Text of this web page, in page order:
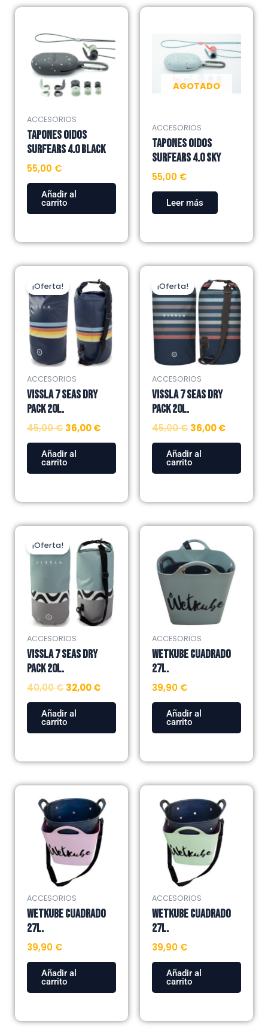
ACCESORIOS
TAPONES OIDOS
SURFEARS 4.0 BLACK
55,00 €
Añadir al
carrito
AGOTADO
ACCESORIOS
TAPONES OIDOS
SURFEARS 4.0 SKY
55,00 €
Leer más
¡Oferta!
ACCESORIOS
VISSLA 7 SEAS DRY
PACK 20L.
45,00€
precio
original
era:
45,00 €.
36,00€
precio
actual
es:
36,00 €.
Añadir al
carrito
¡Oferta!
ACCESORIOS
VISSLA 7 SEAS DRY
PACK 20L.
45,00€
precio
original
era:
45,00 €.
36,00€
precio
actual
es:
36,00 €.
Añadir al
carrito
¡Oferta!
ACCESORIOS
VISSLA 7 SEAS DRY
PACK 20L.
40,00€
precio
original
40,00 €.
32,00€
precio
actual
es:
32,00 €.
Añadir al
carrito
ACCESORIOS
WETKUBE CUADRADO
27L.
39,90 €
Añadir al
carrito
ACCESORIOS
WETKUBE CUADRADO
27L.
39,90 €
Añadir al
carrito
ACCESORIOS
WETKUBE CUADRADO
27L.
39,90 €
Añadir al
carrito